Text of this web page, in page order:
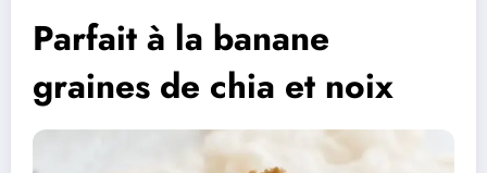
Parfait à la banane
graines de chia et noix